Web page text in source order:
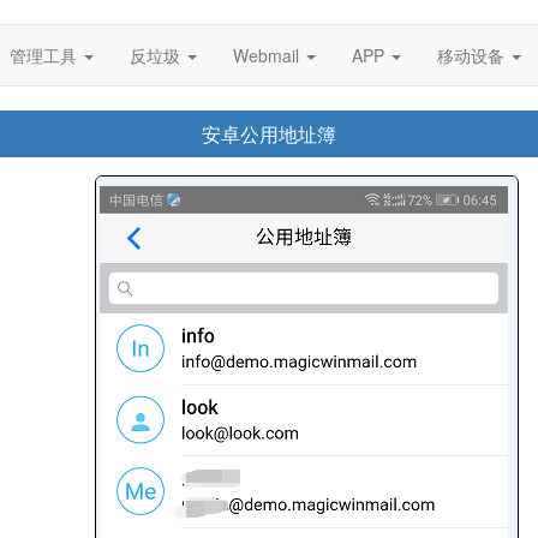
管理工具 反垃圾 Webmail APP 移动设备
安卓公用地址簿